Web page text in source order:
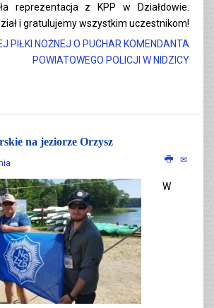
reprezentacja z KPP w Działdowie.
i gratulujemy wszystkim uczestnikom!
PIŁKI NOŻNEJ O PUCHAR KOMENDANTA
POWIATOWEGO POLICJI W NIDZICY
na jeziorze Orzysz
W